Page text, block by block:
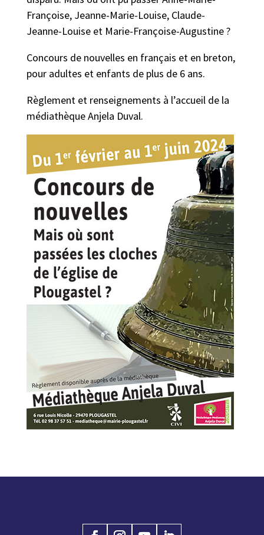
Françoise, Jeanne-Marie-Louise, Claude-
Jeanne-Louise et Marie-Françoise-Augustine ?
Concours de nouvelles en français et en breton,
pour adultes et enfants de plus de 6 ans.
Règlement et renseignements à l’accueil de la
médiathèque Anjela Duval.